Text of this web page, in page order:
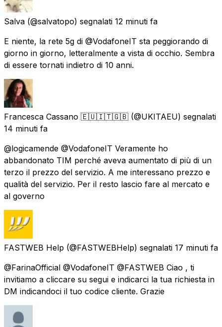
Salva (@salvatopo) segnalati 12 minuti fa
E niente, la rete 5g di @VodafoneIT sta peggiorando di
giorno in giorno, letteralmente a vista di occhio. Sembra
di essere tornati indietro di 10 anni.
Francesca Cassano 🇪🇺🇮🇹🇬🇧 (@UKITAEU) segnalati
14 minuti fa
@logicamende @VodafoneIT Veramente ho
abbandonato TIM perché aveva aumentato di più di un
terzo il prezzo del servizio. A me interessano prezzo e
qualità del servizio. Per il resto lascio fare al mercato e
al governo
FASTWEB Help (@FASTWEBHelp) segnalati 17 minuti fa
@FarinaOfficial @VodafoneIT @FASTWEB Ciao , ti
invitiamo a cliccare su segui e indicarci la tua richiesta in
DM indicandoci il tuo codice cliente. Grazie